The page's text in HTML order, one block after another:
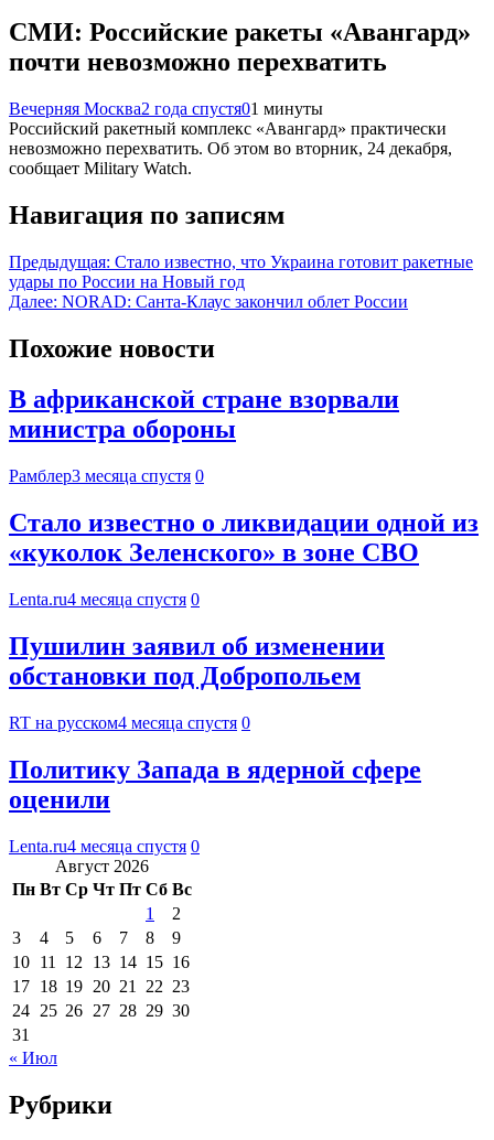
СМИ: Российские ракеты «Авангард»
почти невозможно перехватить
Вечерняя Москва2 года спустя01 минуты
Российский ракетный комплекс «Авангард» практически
невозможно перехватить. Об этом во вторник, 24 декабря,
сообщает Military Watch.
Навигация по записям
Предыдущая: Стало известно, что Украина готовит ракетные
удары по России на Новый год
Далее: NORAD: Санта-Клаус закончил облет России
Похожие новости
В африканской стране взорвали
министра обороны
Рамблер3 месяца спустя 0
Стало известно о ликвидации одной из
«куколок Зеленского» в зоне СВО
Lenta.ru4 месяца спустя 0
Пушилин заявил об изменении
обстановки под Добропольем
RT на русском4 месяца спустя 0
Политику Запада в ядерной сфере
оценили
Lenta.ru4 месяца спустя 0
Август 2026
Пн Вт Ср Чт Пт Сб Вс
1
2
3
4 5 6 7 8
9
10 11 12 13 14 15 16
17 18 19 20 21 22 23
24 25 26 27 28 29 30
31
« Июл
Рубрики